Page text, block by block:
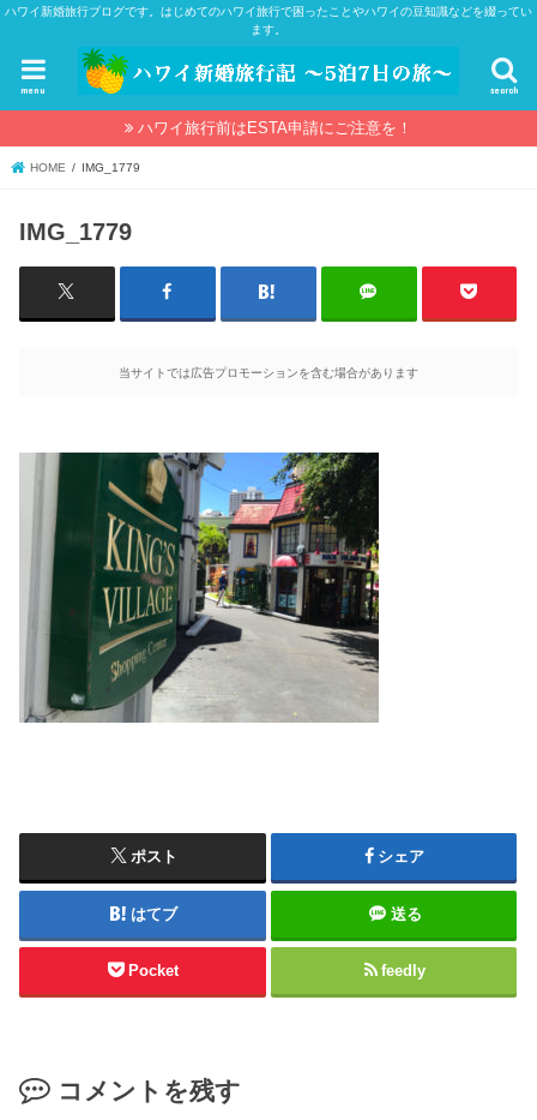
ハワイ新婚旅行ブログです。はじめてのハワイ旅行で困ったことやハワイの豆知識などを綴ってい
ます。
search
menu
ハワイ旅行前はESTA申請にご注意を！
HOME IMG_1779
IMG_1779
当サイトでは広告プロモーションを含む場合があります
ポスト シェア
はてブ 送る
Pocket feedly
コメントを残す